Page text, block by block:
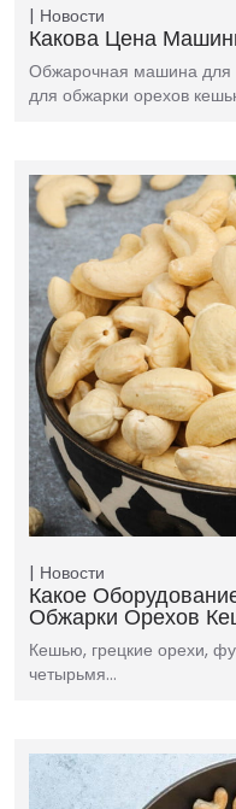
Новости
Какова Цена
Обжарочная машина для
для обжарки орехов
Новости
Какое
Обжарки Орехов
Кешью, грецкие орехи,
четырьмя…